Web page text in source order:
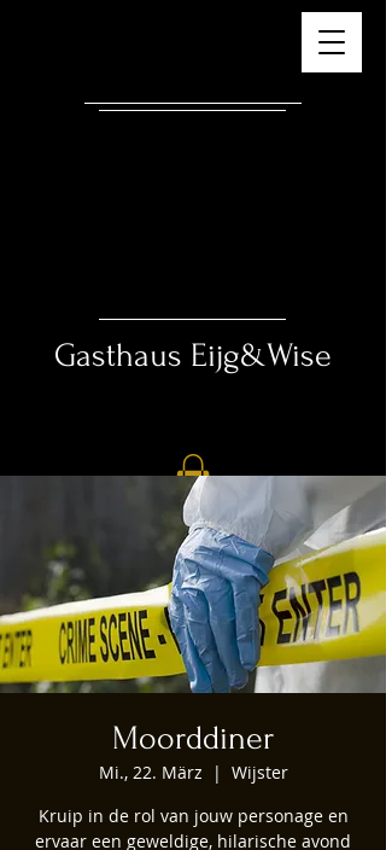
Essen – Trinken – Schlafen
Gasthaus ​ Eijg&Wise
Moorddiner
Mi., 22. März
  |
Wijster
Kruip in de rol van jouw personage en
ervaar een geweldige, hilarische avond